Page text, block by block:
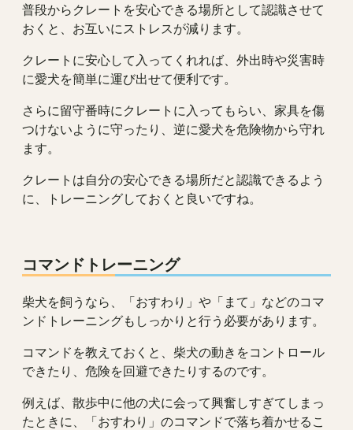
普段からクレートを安心できる場所として認識させて
おくと、お互いにストレスが減ります。
クレートに安心して入ってくれれば、外出時や災害時
に愛犬を簡単に運び出せて便利です。
さらに留守番時にクレートに入ってもらい、家具を傷
つけないように守ったり、逆に愛犬を危険物から守れ
ます。
クレートは自分の安心できる場所だと認識できるよう
に、トレーニングしておくと良いですね。
コマンドトレーニング
柴犬を飼うなら、「おすわり」や「まて」などのコマ
ンドトレーニングもしっかりと行う必要があります。
コマンドを教えておくと、柴犬の動きをコントロール
できたり、危険を回避できたりするのです。
例えば、散歩中に他の犬に会って興奮しすぎてしまっ
たときに、「おすわり」のコマンドで落ち着かせるこ